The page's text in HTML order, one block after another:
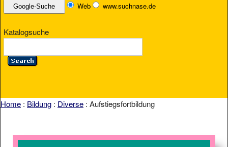
Web www.suchnase.de
Katalogsuche
Home : Bildung : Diverse : Aufstiegsfortbildung